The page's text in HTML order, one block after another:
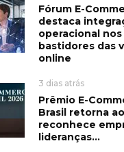
Fórum E-
destaca
operacional nos
bastidores das
online
3 dias atrás
Prêmio E-
Brasil retorna
reconhece
lideranças...